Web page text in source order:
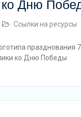
Дню
Ссылки на ресурсы
ко Дню Победы